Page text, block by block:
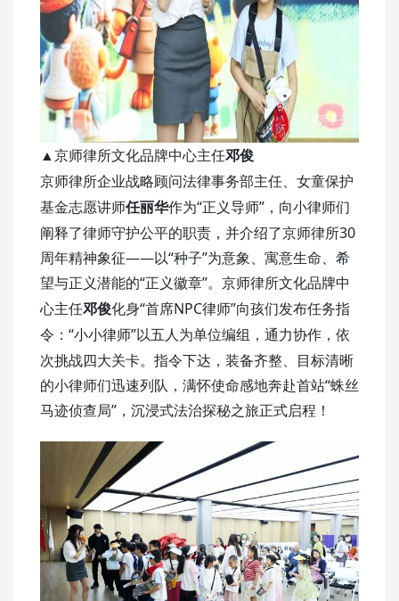
▲京师律所文化品牌中心主任邓俊
京师律所企业战略顾问法律事务部主任、女童保护
基金志愿讲师任丽华作为“正义导师”，向小律师们
阐释了律师守护公平的职责，并介绍了京师律所30
周年精神象征——以“种子”为意象、寓意生命、希
望与正义潜能的“正义徽章”。
京师律所文化品牌中
心主任邓俊化身“首席NPC律师”向孩们发布任务指
令： “小小律师”以五人为单位编组，通力协作，依
次挑战四大关卡。指令下达，装备齐整、目标清晰
的小律师们迅速列队，满怀使命感地奔赴首站“蛛丝
马迹侦查局”，沉浸式法治探秘之旅正式启程 ！